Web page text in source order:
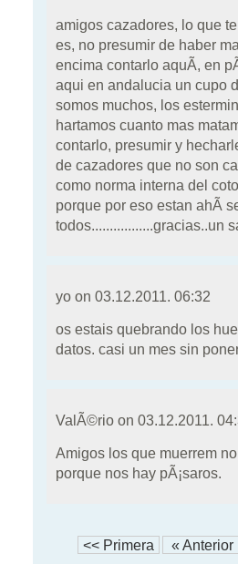
amigos cazadores, lo que
es, no presumir de haber
encima contarlo aquÃ­, en
aqui en andalucia un cupo
somos muchos, los
hartamos cuanto mas
contarlo, presumir y
de cazadores que no son
como norma interna del
porque por eso estan ahÃ­
todos.................gracias..un
yo on 03.12.2011. 06:32
os estais quebrando los
datos. casi un mes sin
ValÃ©rio on 03.12.2011.
Amigos los que muerrem
porque nos hay pÃ¡saros.
<< Primera « Anterior